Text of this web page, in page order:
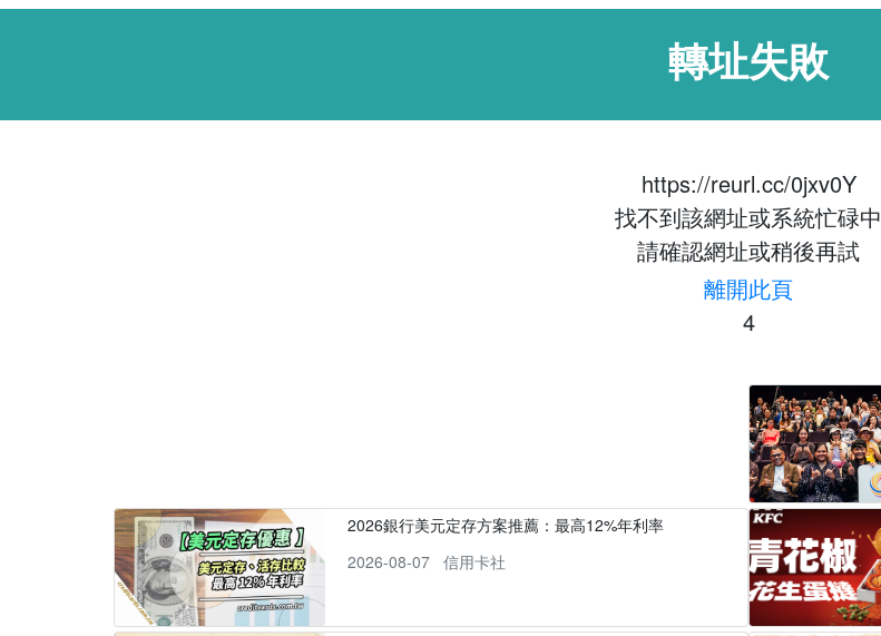
轉址失敗
https://reurl.cc/0jxv0Y
找不到該網址或系統忙碌中
請確認網址或稍後再試
離開此頁
4
2026銀行美元定存方案推薦：最高12%年利率
2026-08-07
信用卡社